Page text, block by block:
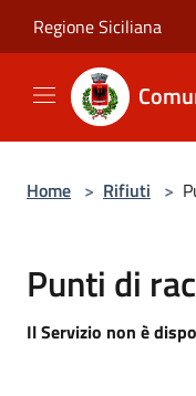
Regione Siciliana
Home > Rifiuti >
Punti di
Il Servizio non è